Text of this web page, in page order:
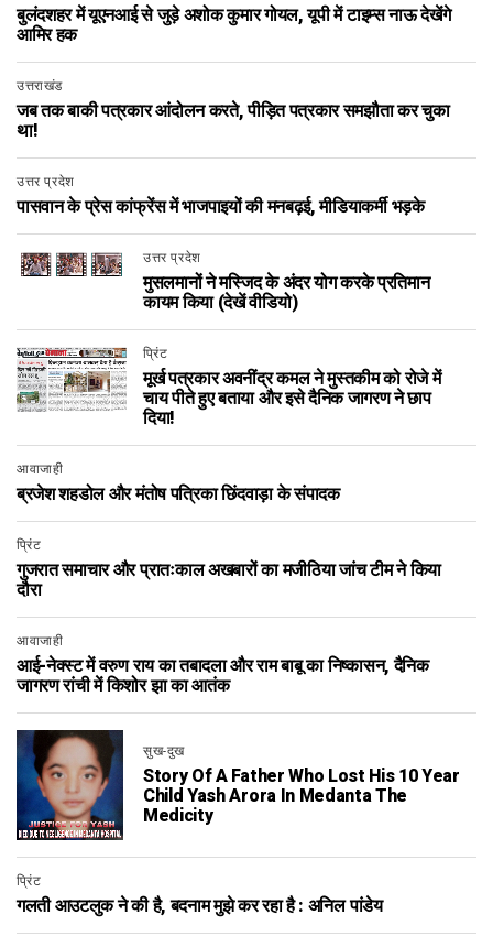
बुलंदशहर में यूएनआई से जुड़े अशोक कुमार गोयल, यूपी में टाइम्स नाऊ देखेंगे
आमिर हक
उत्तराखंड
जब तक बाकी पत्रकार आंदोलन करते, पीड़ित पत्रकार समझौता कर चुका
था!
उत्तर प्रदेश
पासवान के प्रेस कांफ्रेंस में भाजपाइयों की मनबढ़ई, मीडियाकर्मी भड़के
उत्तर प्रदेश
मुसलमानों ने मस्जिद के अंदर योग करके प्रतिमान
कायम किया (देखें वीडियो)
प्रिंट
मूर्ख पत्रकार अवनींद्र कमल ने मुस्तकीम को रोजे में
चाय पीते हुए बताया और इसे दैनिक जागरण ने छाप
दिया!
आवाजाही
ब्रजेश शहडोल और मंतोष पत्रिका छिंदवाड़ा के संपादक
प्रिंट
गुजरात समाचार और प्रातःकाल अखबारों का मजीठिया जांच टीम ने किया
दौरा
आवाजाही
आई-नेक्स्ट में वरुण राय का तबादला और राम बाबू का निष्कासन, दैनिक
जागरण रांची में किशोर झा का आतंक
सुख-दुख
Story Of A Father Who Lost His 10 Year
Child Yash Arora In Medanta The
Medicity
प्रिंट
गलती आउटलुक ने की है, बदनाम मुझे कर रहा है : अनिल पांडेय